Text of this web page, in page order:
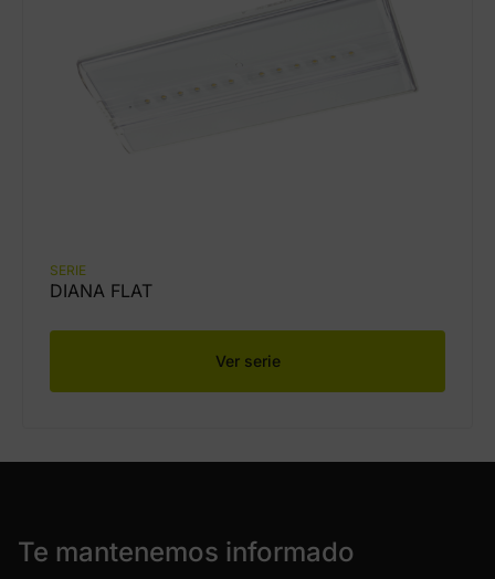
SERIE
DIANA FLAT
Ver serie
Te mantenemos informado